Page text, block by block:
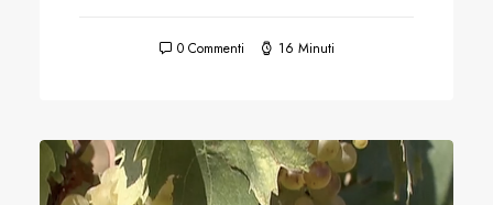
0 Commenti 16 Minuti